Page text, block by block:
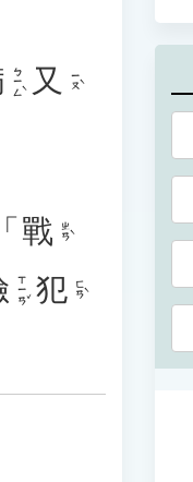
ㄅㄧㄥˋ 又 ㄧㄡˋ
戰 ㄓㄢˋ
ㄒㄧㄢˇ 犯 ㄈㄢˋ